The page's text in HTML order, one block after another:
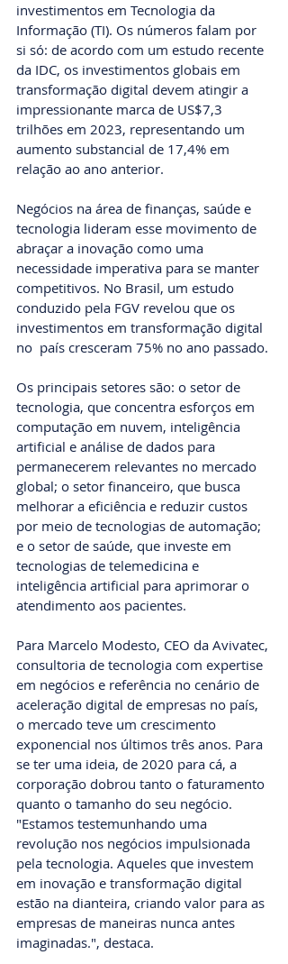
investimentos em Tecnologia da
Informação (TI). Os números falam por
si só: de acordo com um estudo recente
da IDC, os investimentos globais em
transformação digital devem atingir a
impressionante marca de US$7,3
trilhões em 2023, representando um
aumento substancial de 17,4% em
relação ao ano anterior.
Negócios na área de finanças, saúde e
tecnologia lideram esse movimento de
abraçar a inovação como uma
necessidade imperativa para se manter
competitivos. No Brasil, um estudo
conduzido pela FGV revelou que os
investimentos em transformação digital
no  país cresceram 75% no ano passado.
Os principais setores são: o setor de
tecnologia, que concentra esforços em
computação em nuvem, inteligência
artificial e análise de dados para
permanecerem relevantes no mercado
global; o setor financeiro, que busca
melhorar a eficiência e reduzir custos
por meio de tecnologias de automação;
e o setor de saúde, que investe em
tecnologias de telemedicina e
inteligência artificial para aprimorar o
atendimento aos pacientes.
Para Marcelo Modesto, CEO da Avivatec,
consultoria de tecnologia com expertise
em negócios e referência no cenário de
aceleração digital de empresas no país,
o mercado teve um crescimento
exponencial nos últimos três anos. Para
se ter uma ideia, de 2020 para cá, a
corporação dobrou tanto o faturamento
quanto o tamanho do seu negócio.
"Estamos testemunhando uma
revolução nos negócios impulsionada
pela tecnologia. Aqueles que investem
em inovação e transformação digital
estão na dianteira, criando valor para as
empresas de maneiras nunca antes
imaginadas.", destaca.